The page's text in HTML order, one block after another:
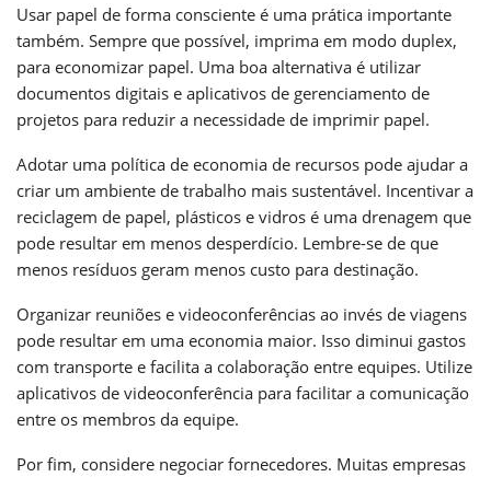
Usar papel de forma consciente é uma prática importante
também. Sempre que possível, imprima em modo duplex,
para economizar papel. Uma boa alternativa é utilizar
documentos digitais e aplicativos de gerenciamento de
projetos para reduzir a necessidade de imprimir papel.
Adotar uma política de economia de recursos pode ajudar a
criar um ambiente de trabalho mais sustentável. Incentivar a
reciclagem de papel, plásticos e vidros é uma drenagem que
pode resultar em menos desperdício. Lembre-se de que
menos resíduos geram menos custo para destinação.
Organizar reuniões e videoconferências ao invés de viagens
pode resultar em uma economia maior. Isso diminui gastos
com transporte e facilita a colaboração entre equipes. Utilize
aplicativos de videoconferência para facilitar a comunicação
entre os membros da equipe.
Por fim, considere negociar fornecedores. Muitas empresas